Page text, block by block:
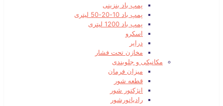
پمپ باد بنزینی
پمپ باد 10-20-50 لیتری
پمپ باد 1200 لیتری
اسکرو
درایر
مخازن تحت فشار
مکانیکی و جلوبندی
میزان فرمان
قطعه شور
انژکتور شور
رادیاتورشور